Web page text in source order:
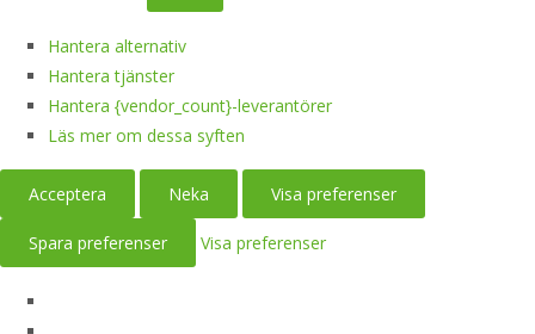
Hantera alternativ
Hantera tjänster
Hantera {vendor_count}-leverantörer
Läs mer om dessa syften
Acceptera Neka Visa preferenser
Spara preferenser Visa preferenser